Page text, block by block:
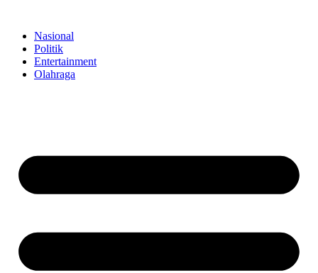
contentNasional
Politik
Entertainment
Olahraga